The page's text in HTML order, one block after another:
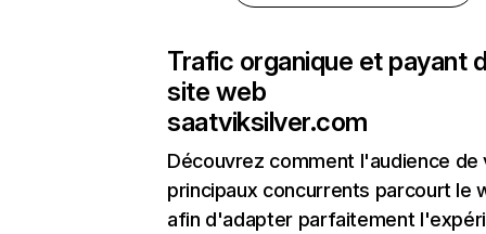
Trafic organique et payant
site web
saatviksilver.com
Découvrez comment l'audience de
principaux concurrents parcourt le
afin d'adapter parfaitement